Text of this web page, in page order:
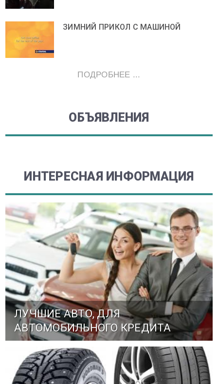
ЗИМНИЙ ПРИКОЛ С МАШИНОЙ
ПОДРОБНЕЕ ...
ОБЪЯВЛЕНИЯ
ИНТЕРЕСНАЯ ИНФОРМАЦИЯ
ЛУЧШИЕ АВТО, ДЛЯ
АВТОМОБИЛЬНОГО КРЕДИТА